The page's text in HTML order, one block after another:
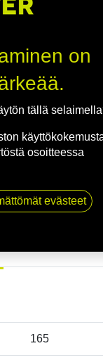
165
on
tällä
osoitteessa
evästeet